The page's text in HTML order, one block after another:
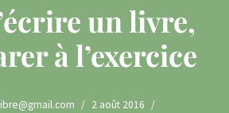
un livre,
à l’exercice
2 août 2016